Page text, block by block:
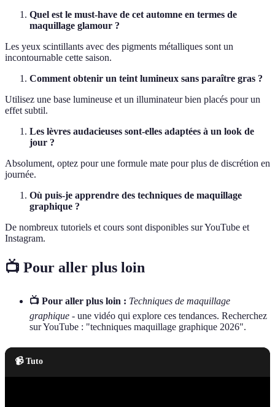
Quel est le must-have de cet automne en termes de
maquillage glamour ?
Les yeux scintillants avec des pigments métalliques sont un
incontournable cette saison.
Comment obtenir un teint lumineux sans paraître gras ?
Utilisez une base lumineuse et un illuminateur bien placés pour un
effet subtil.
Les lèvres audacieuses sont-elles adaptées à un look de
jour ?
Absolument, optez pour une formule mate pour plus de discrétion en
journée.
Où puis-je apprendre des techniques de maquillage
graphique ?
De nombreux tutoriels et cours sont disponibles sur YouTube et
Instagram.
📺 Pour aller plus loin
📺 Pour aller plus loin : Techniques de maquillage
graphique - une vidéo qui explore ces tendances. Recherchez
sur YouTube : "techniques maquillage graphique 2026".
📹 Tuto